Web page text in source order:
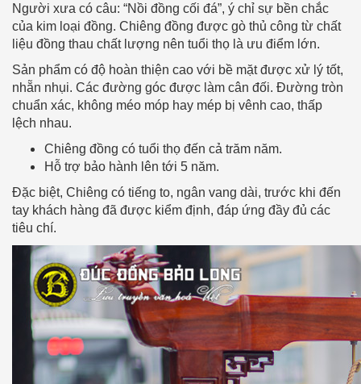
Người xưa có câu: “Nồi đồng cối đá”, ý chỉ sự bền chắc
của kim loại đồng. Chiêng đồng được gò thủ công từ chất
liệu đồng thau chất lượng nên tuổi thọ là ưu điểm lớn.
Sản phẩm có độ hoàn thiện cao với bề mặt được xử lý tốt,
nhẵn nhụi. Các đường góc được làm cân đối. Đường tròn
chuẩn xác, không méo móp hay mép bị vênh cao, thấp
lệch nhau.
Chiêng đồng có tuổi thọ đến cả trăm năm.
Hỗ trợ bảo hành lên tới 5 năm.
Đặc biệt, Chiêng có tiếng to, ngân vang dài, trước khi đến
tay khách hàng đã được kiểm định, đáp ứng đầy đủ các
tiêu chí.